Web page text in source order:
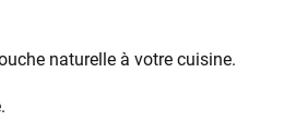
naturelle à votre cuisine.